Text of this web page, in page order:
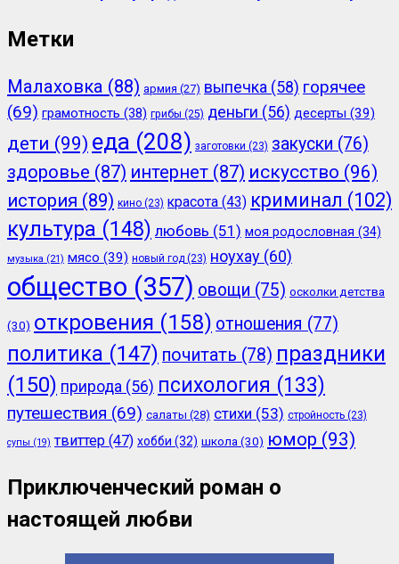
Метки
Малаховка (88) армия (27) выпечка (58) горячее
(69) грамотность (38) грибы (25) деньги (56) десерты (39)
дети (99) еда (208) заготовки (23) закуски (76)
здоровье (87) интернет (87) искусство (96)
история (89) кино (23) красота (43) криминал (102)
культура (148) любовь (51) моя родословная (34)
музыка (21) мясо (39) новый год (23) ноухау (60)
общество (357) овощи (75) осколки детства
(30) откровения (158) отношения (77)
политика (147) почитать (78) праздники
(150) природа (56) психология (133)
путешествия (69) салаты (28) стихи (53) стройность (23)
супы (19) твиттер (47) хобби (32) школа (30) юмор (93)
Приключенческий роман о
настоящей любви